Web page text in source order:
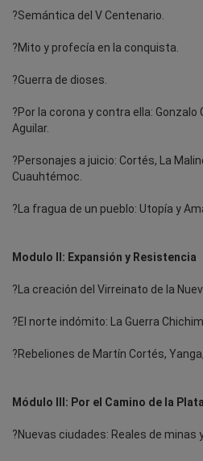
?Semántica del V Centenario.
?Mito y profecía en la conquista.
?Guerra de dioses.
?Por la corona y contra ella: Gonzalo
Aguilar.
?Personajes a juicio: Cortés, La
Cuauhtémoc.
?La fragua de un pueblo: Utopía y
Modulo II: Expansión y Resistencia
?La creación del Virreinato de la
?El norte indómito: La Guerra
?Rebeliones de Martín Cortés,
Módulo III: Por el Camino de la
?Nuevas ciudades: Reales de minas